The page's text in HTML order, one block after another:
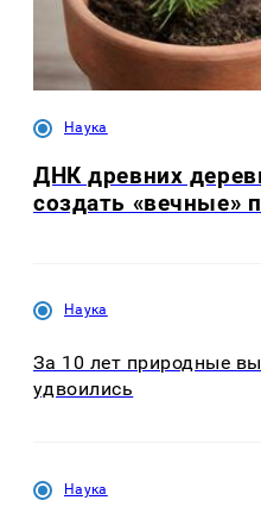
Наука
ДНК древних
создать «вечные»
Наука
За 10 лет природные
удвоились
Наука